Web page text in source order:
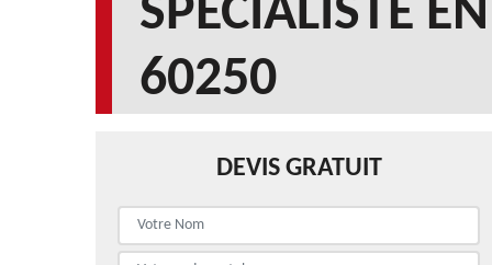
SPÉCIALISTE
60250
DEVIS GRATUIT